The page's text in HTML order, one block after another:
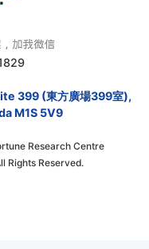
399 (東方廣場399室),
M1S 5V9
Research Centre
Rights Reserved.